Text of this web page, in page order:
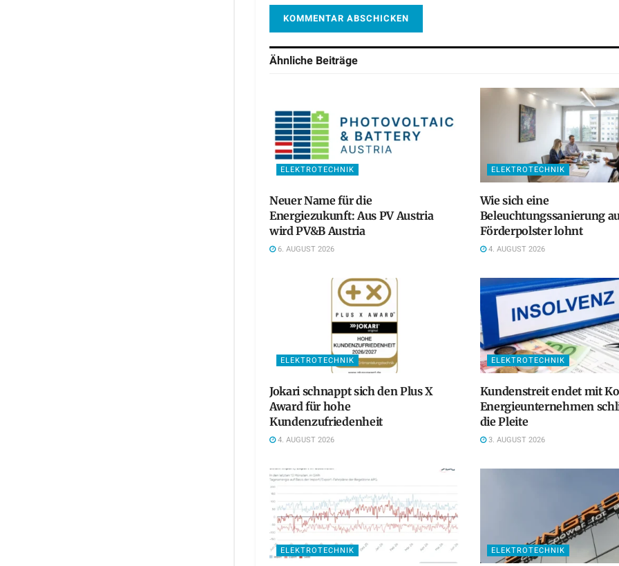
Ähnliche Beiträge
ELEKTROTECHNIK
Neuer Name für die
Energiezukunft: Aus PV Austria
wird PV&B Austria
6. AUGUST 2026
ELEKTROTECHNIK
Wie sich eine
Beleuchtungssanierung
Förderpolster lohnt
4. AUGUST 2026
ELEKTROTECHNIK
Jokari schnappt sich den Plus X
Award für hohe
Kundenzufriedenheit
4. AUGUST 2026
ELEKTROTECHNIK
Kundenstreit endet mit
Energieunternehmen
die Pleite
3. AUGUST 2026
ELEKTROTECHNIK ELEKTROTECHNIK